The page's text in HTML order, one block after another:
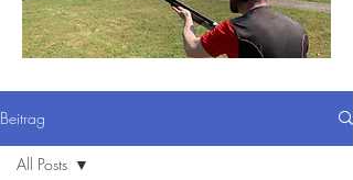
Beitrag
All Posts